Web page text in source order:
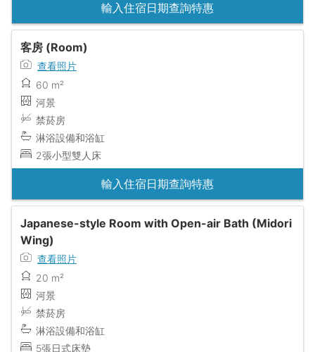
輸入住宿日期查詢特惠
客房 (Room)
查看照片
60 m²
河景
禁菸房
淋浴設備和浴缸
2張小型雙人床
輸入住宿日期查詢特惠
Japanese-style Room with Open-air Bath (Midori
Wing)
查看照片
20 m²
河景
禁菸房
淋浴設備和浴缸
5張日式床墊